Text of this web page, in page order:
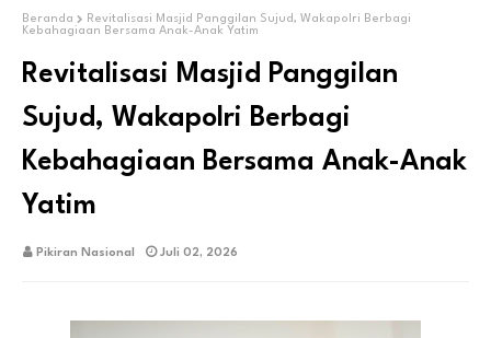
Beranda
Revitalisasi Masjid Panggilan Sujud, Wakapolri Berbagi
Kebahagiaan Bersama Anak-Anak Yatim
Revitalisasi Masjid Panggilan
Sujud, Wakapolri Berbagi
Kebahagiaan Bersama Anak-Anak
Yatim
Pikiran Nasional Juli 02, 2026